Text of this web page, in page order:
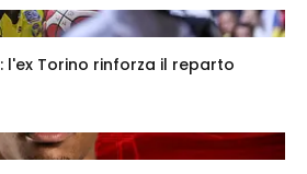
l'ex Torino rinforza il reparto